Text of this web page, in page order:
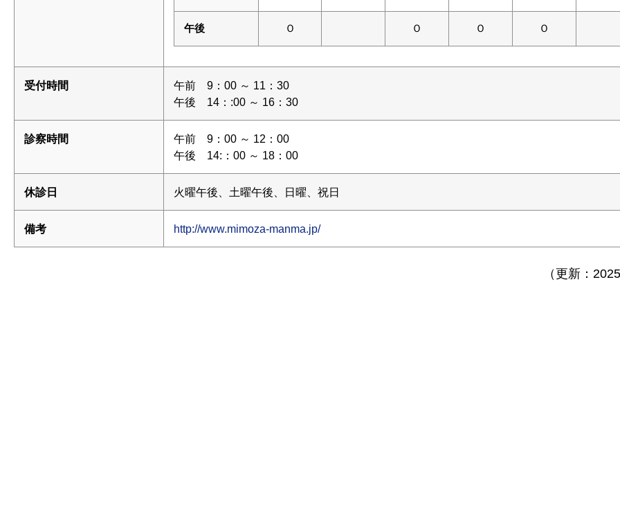
午後 Ｏ Ｏ Ｏ Ｏ
受付時間
午前 9：00 ～ 11：30
午後 14：:00 ～ 16：30
診察時間
午前 9：00 ～ 12：00
午後 14:：00 ～ 18：00
休診日 火曜午後、土曜午後、日曜、祝日
備考 http://www.mimoza-manma.jp/
（更新：